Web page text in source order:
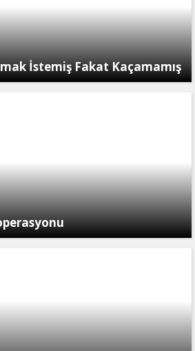
İstemiş Fakat Kaçamamış